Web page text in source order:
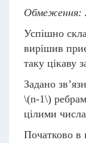
Обмеження:
Успішно
вирішив
таку цікаву
Задано
\(n-1\)
цілими
Початково в